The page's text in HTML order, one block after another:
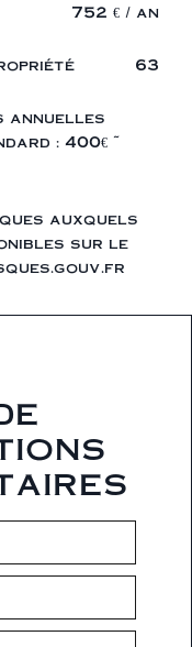
752 € / an
63
annuelles
: 400€ ~
auxquels
sur le